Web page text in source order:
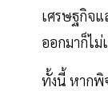
เศรษฐกิจแ
ออกมาก็ไ
ทั้งนี้ หากพิ